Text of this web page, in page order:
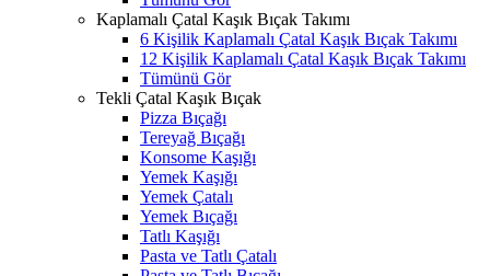
Kaplamalı Çatal Kaşık Bıçak Takımı
6 Kişilik Kaplamalı Çatal Kaşık Bıçak Takımı
12 Kişilik Kaplamalı Çatal Kaşık Bıçak Takımı
Tümünü Gör
Tekli Çatal Kaşık Bıçak
Pizza Bıçağı
Tereyağ Bıçağı
Konsome Kaşığı
Yemek Kaşığı
Yemek Çatalı
Yemek Bıçağı
Tatlı Kaşığı
Pasta ve Tatlı Çatalı